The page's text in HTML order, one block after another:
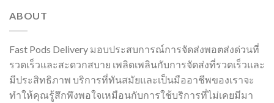
ABOUT
Fast Pods Delivery มอบประสบการณ์การจัดส่งพอตส่งด่วนที่
รวดเร็วและสะดวกสบาย เพลิดเพลินกับการจัดส่งที่รวดเร็วและ
มีประสิทธิภาพ บริการที่ทันสมัยและเป็นมืออาชีพของเราจะ
ทำให้คุณรู้สึกพึงพอใจเหมือนกับการใช้บริการที่ไม่เคยมีมา